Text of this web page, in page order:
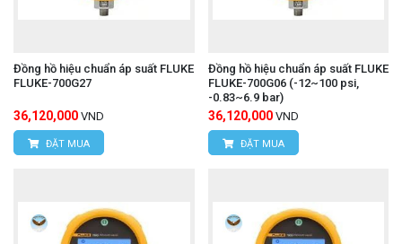
Đồng hồ hiệu chuẩn áp suất FLUKE
FLUKE-700G27
36,120,000 VND
ĐẶT MUA
Đồng hồ hiệu chuẩn áp suất FLUKE
FLUKE-700G06 (-12~100 psi,
-0.83~6.9 bar)
36,120,000 VND
ĐẶT MUA